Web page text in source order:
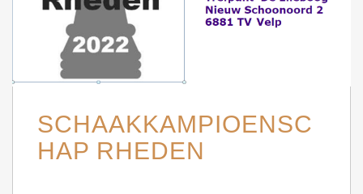
SCHAAKKAMPIOENSC
HAP RHEDEN